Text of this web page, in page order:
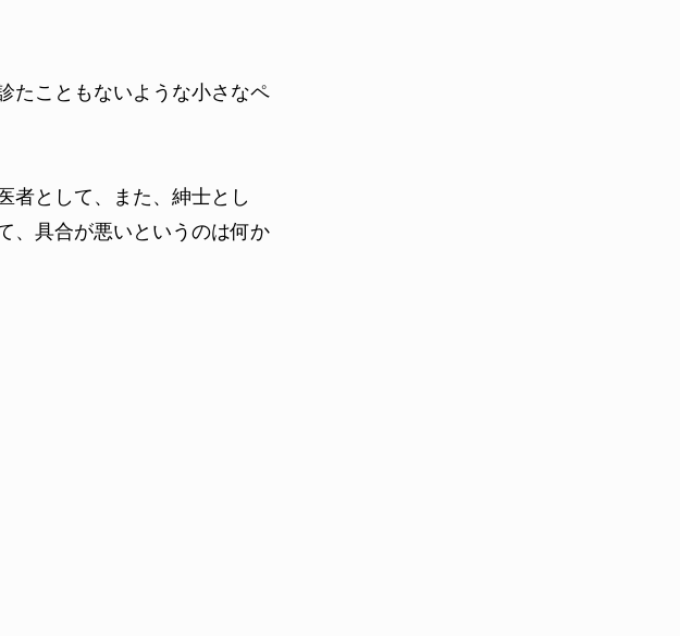
たこともないような小さなペ
者として、また、紳士とし
、具合が悪いというのは何か